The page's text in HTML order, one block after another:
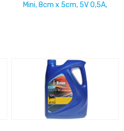
Mini, 8cm x 5cm, 5V 0,5A,